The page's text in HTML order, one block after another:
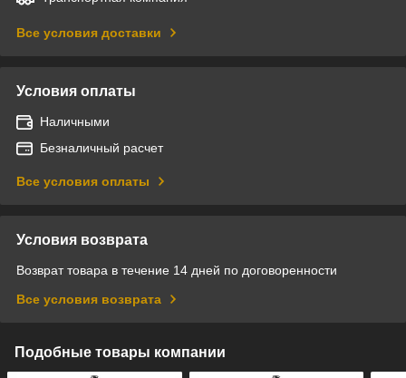
Все условия доставки
Условия оплаты
Наличными
Безналичный расчет
Все условия оплаты
Условия возврата
Возврат товара в течение 14 дней по договоренности
Все условия возврата
Подобные товары компании